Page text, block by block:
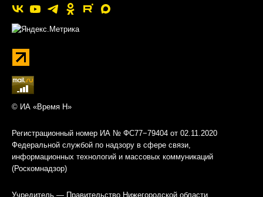
© ИА «Время Н»
Регистрационный номер ИА № ФС77−79404 от 02.11.2020
Федеральной службой по надзору в сфере связи,
информационных технологий и массовых коммуникаций
(Роскомнадзор)
Учредитель — Правительство Нижегородской области